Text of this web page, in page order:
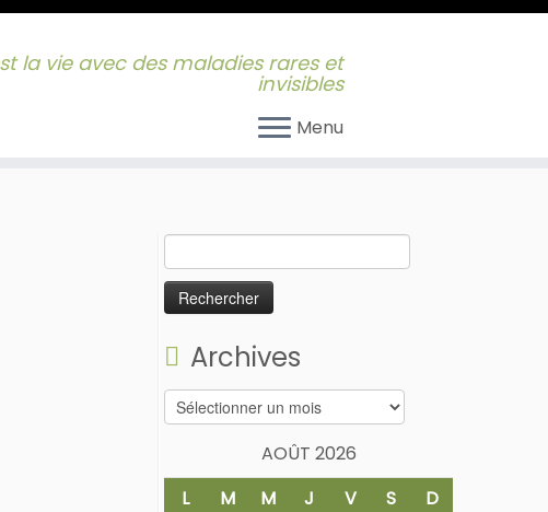
la vie avec des maladies rares et
invisibles
Menu
Archives
Archives
AOÛT 2026
L
M M J V S
D